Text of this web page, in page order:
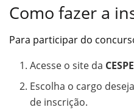
Como fazer a
Para participar do
Acesse o site da
Escolha o cargo
de inscrição.